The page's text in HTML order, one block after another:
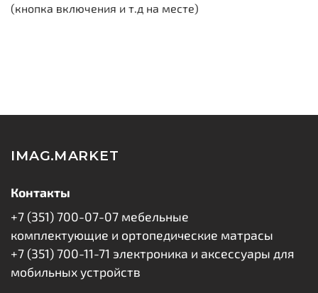
(кнопка включения и т.д на месте)
IMAG.MARKET
Контакты
+7 (351) 700-07-07 мебельные
комплектующие и ортопедические матрасы
+7 (351) 700-11-71 электроника и аксессуары для
мобильных устройств